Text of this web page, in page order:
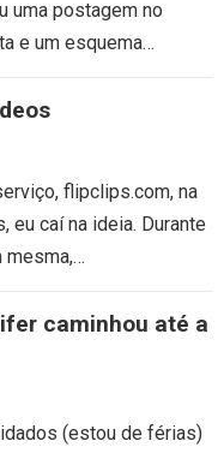
uma postagem no
e um esquema…
flipclips.com, na
eu caí na ideia. Durante
mesma,…
caminhou até a
(estou de férias)